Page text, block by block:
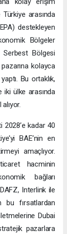
arasında
destekleyen
Bölgeler
Serbest Bölgesi
kolayca
Bu ortaklık,
iki ülke arasında
2028’e kadar 40
BAE’nin en
amaçlıyor.
hacminin
bağları
Interlink ile
bu fırsatlardan
Dubai
pazarlara